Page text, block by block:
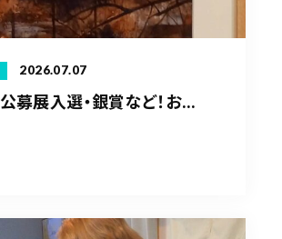
2026.07.07
公募展入選・銀賞など！お...